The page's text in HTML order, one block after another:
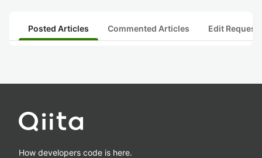
Posted Articles Commented Articles Edit
How developers code is here.